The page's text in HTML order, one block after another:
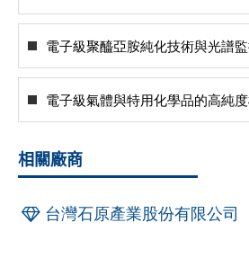
電子級聚醯亞胺純化技術與光譜
電子級氣體與特用化學品的高純
相關廠商
台灣石原產業股份有限公司